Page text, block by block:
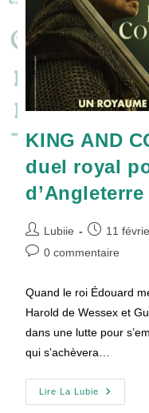
KING AND
duel royal
d’Angleterre
Auteur/autrice
de
Lubiie
Publication
publiée :
11
Commentaires
publication :
0 commentaire
Quand le roi Édouard
Harold de Wessex et
dans une lutte pour
qui s’achèvera…
Lire La Lubie
KING
AND